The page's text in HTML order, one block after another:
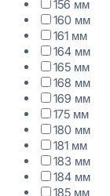
156 мм
160 мм
161 мм
164 мм
165 мм
168 мм
169 мм
175 мм
180 мм
181 мм
183 мм
184 мм
185 мм